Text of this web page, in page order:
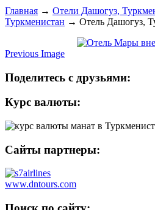
Главная → Отели Дашогуз,
Туркменистан → Отель Дашогуз,
Previous Image
Поделитесь с друзьями:
Курс валюты:
Сайты партнеры:
www.dntours.com